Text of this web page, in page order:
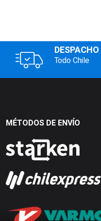
DESPACHO
Todo Chile
MÉTODOS DE ENVÍO